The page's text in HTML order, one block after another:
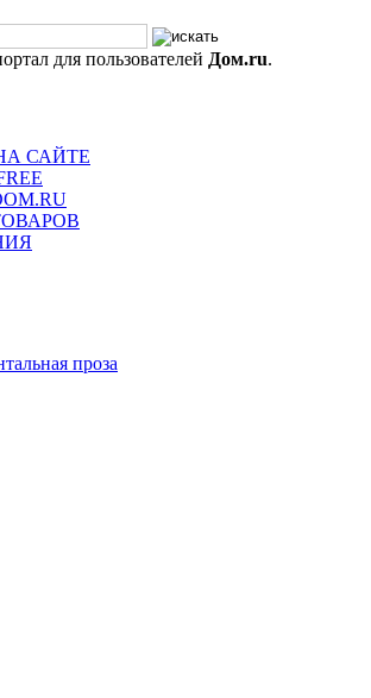
для пользователей Дом.ru.
САЙТЕ
проза